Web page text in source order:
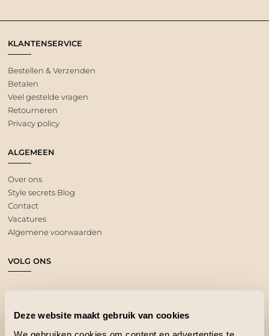
Deze website maakt gebruik van cookies
KLANTENSERVICE
Bestellen & Verzenden
Betalen
Veel gestelde vragen
Retourneren
Privacy policy
ALGEMEEN
Over ons
Style secrets Blog
Contact
Vacatures
Algemene voorwaarden
VOLG ONS